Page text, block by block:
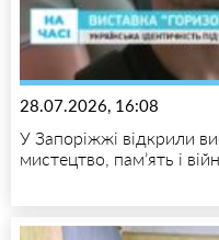
28.07.2026, 16:08
У Запоріжжі відкрили
мистецтво, пам’ять і